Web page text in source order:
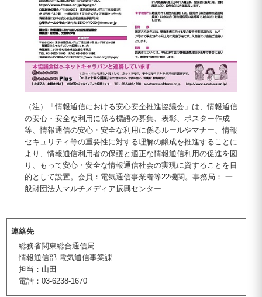
（注）「情報通信における安心安全推進協議会」は、情報通信
の安心・安全な利用に係る標語の募集、表彰、ポスター作成
等、情報通信の安心・安全な利用に係るルールやマナー、情報
セキュリティ等の重要性に対する理解の醸成を推進することに
より、情報通信利用者の保護と適正な情報通信利用の促進を図
り、もって安心・安全な情報通信社会の実現に資することを目
的として設置。会員：電気通信事業者等22機関。事務局： 一
般財団法人マルチメディア振興センター
連絡先
総務省関東総合通信局
情報通信部 電気通信事業課
担当：山田
電話：03-6238-1670